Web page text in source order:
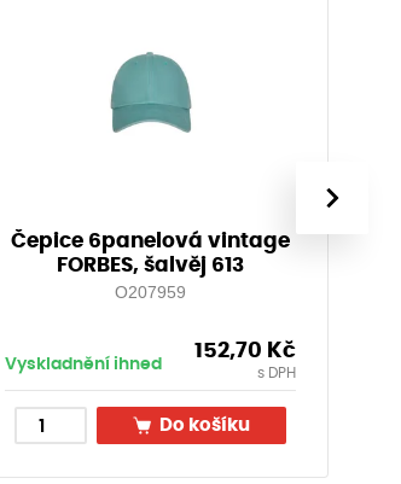
Čepice 6panelová vintage
FORBES, šalvěj 613
O207959
Vyskladnění ihned
152,70 Kč
s DPH
Do košíku
›